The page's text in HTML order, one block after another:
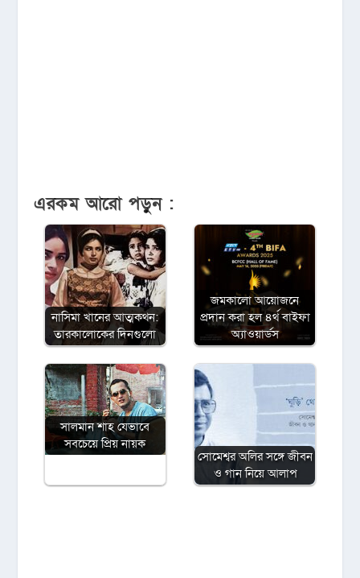
এরকম আরো পড়ুন :
নাসিমা খানের আত্মকথন:
তারকালোকের দিনগুলো
জমকালো আয়োজনে
প্রদান করা হল ৪র্থ বাইফা
অ্যাওয়ার্ডস
সালমান শাহ যেভাবে
সবচেয়ে প্রিয় নায়ক
সোমেশ্বর অলির সঙ্গে জীবন
ও গান নিয়ে আলাপ